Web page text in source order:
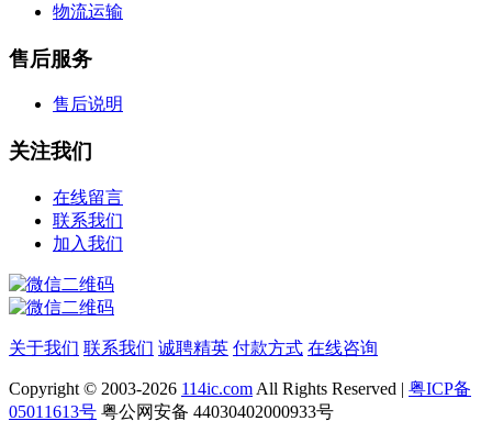
物流运输
售后服务
售后说明
关注我们
在线留言
联系我们
加入我们
关于我们 联系我们 诚聘精英 付款方式 在线咨询
Copyright © 2003-2026 114ic.com All Rights Reserved | 粤ICP备
05011613号 粤公网安备 44030402000933号